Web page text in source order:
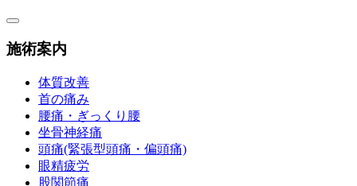
施術案内
体質改善
首の痛み
腰痛・ぎっくり腰
坐骨神経痛
頭痛(緊張型頭痛・偏頭痛)
眼精疲労
股関節痛